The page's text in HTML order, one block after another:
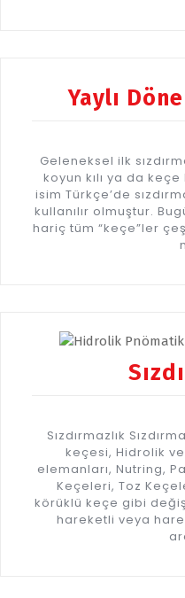
Yaylı
Geleneksel ilk
koyun kılı ya da
isim Türkçe’de
kullanılır olmuştur.
hariç tüm “keçe”ler
Sızdırmazlık
keçesi, Hidrolik ve
elemanları, Nutring,
Keçeleri, Toz
körüklü keçe gibi
hareketli veya